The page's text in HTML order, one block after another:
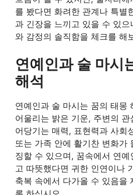
를 봤다면 화려한 관계나 특별
과 긴장을 느끼고 있을 수 있으
와 감정의 솔직함을 체크를 해
연예인과 술 마시
해석
연예인과 술 마시는 꿈의 태몽
어울리는 밝은 기운, 주변의
어당기는 매력, 표현력과 사회
또는 가족 안에 활기찬 변화가
징할 수 있으며, 꿈속에서 연
고 따뜻했다면 귀한 인연이나
축복 속에서 다가올 수 있음을